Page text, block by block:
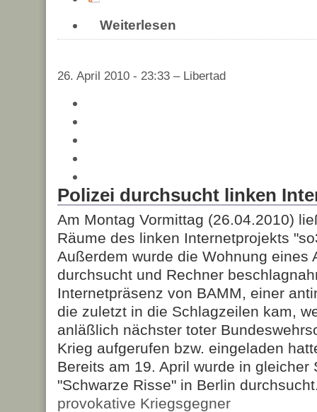
Weiterlesen
26. April 2010 - 23:33 – Libertad
Polizei durchsucht linken
Am Montag Vormittag (26.04.2010)
Räume des linken Internetprojekts
Außerdem wurde die Wohnung eines
durchsucht und Rechner
Internetpräsenz von BAMM, einer
die zuletzt in die Schlagzeilen kam,
anläßlich nächster toter
Krieg aufgerufen bzw. eingeladen
Bereits am 19. April wurde in gleicher
"Schwarze Risse" in Berlin
provokative Kriegsgegner